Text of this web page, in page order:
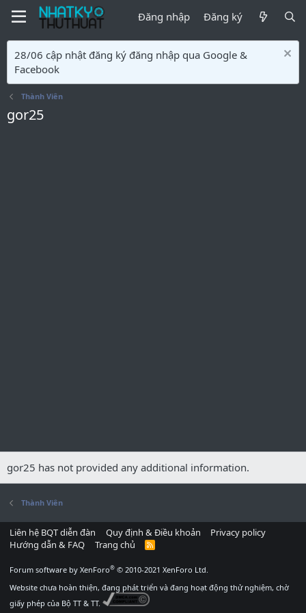
Đăng nhập Đăng ký
28/06 cập nhật đăng ký đăng nhập qua Google &
Facebook
Thành Viên
gor25
gor25 has not provided any additional information.
Thành Viên
Liên hệ BQT diễn đàn Quy định & Điều khoản
Privacy policy
Hướng dẫn & FAQ
Trang chủ
R
Forum software by XenForo® © 2010-2021 XenForo Ltd.
Website chưa hoàn thiện, đang phát triển và đang hoạt động thử nghiệm, chờ
giấy phép của Bộ TT & TT.